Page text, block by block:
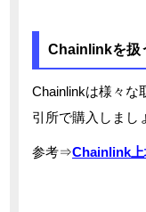
Chainlinkを扱
Chainlinkは様々な
引所で購入しまし
参考⇒Chainlink上